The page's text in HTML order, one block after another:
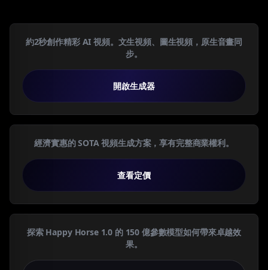
約2秒創作精彩 AI 視頻。文生視頻、圖生視頻，原生音畫同
步。
開啟生成器
經濟實惠的 SOTA 視頻生成方案，享有完整商業權利。
查看定價
探索 Happy Horse 1.0 的 150 億參數模型如何帶來卓越效
果。